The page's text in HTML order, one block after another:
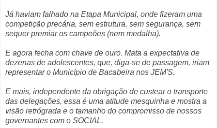
Já haviam falhado na Etapa Municipal, onde fizeram uma
competição precária, sem estrutura, sem segurança, sem
sequer premiar os campeões (nem medalha).
E agora fecha com chave de ouro. Mata a expectativa de
dezenas de adolescentes, que, diga-se de passagem, iriam
representar o Município de Bacabeira nos JEM'S.
E mais, independente da obrigação de custear o transporte
das delegações, essa é uma atitude mesquinha e mostra a
visão retrógrada e o tamanho do compromisso de nossos
governantes com o SOCIAL.